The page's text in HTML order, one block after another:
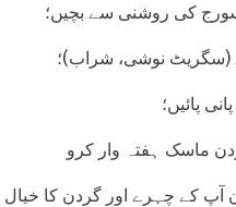
کی روشنی سے بچیں؛
(سگریٹ نوشی، شراب)؛
ماسک ہفتہ وار کرو
آپ کے چہرے اور گردن کا خیال